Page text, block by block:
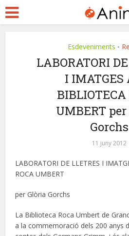
Esdeveniments •
LABORATORI
I IMATGES
BIBLIOTECA
UMBERT
Gorchs
11 juny 2012
LABORATORI DE LLETRES I
ROCA UMBERT
per Glòria Gorchs
La Biblioteca Roca Umbert de
a la commemoració dels 200 anys